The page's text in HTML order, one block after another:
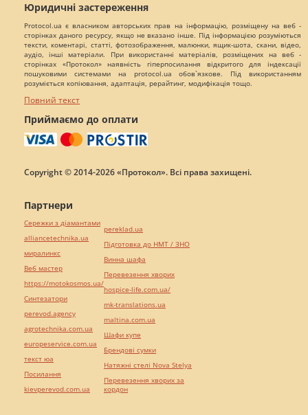
Юридичні застереження
Protocol.ua є власником авторських прав на інформацію, розміщену на веб -
сторінках даного ресурсу, якщо не вказано інше. Під інформацією розуміються
тексти, коментарі, статті, фотозображення, малюнки, ящик-шота, скани, відео,
аудіо, інші матеріали. При використанні матеріалів, розміщених на веб -
сторінках «Протокол» наявність гіперпосилання відкритого для індексації
пошуковими системами на protocol.ua обов`язкове. Під використанням
розуміється копіювання, адаптація, рерайтинг, модифікація тощо.
Повний текст
Приймаємо до оплати
Copyright © 2014-2026 «Протокол». Всі права захищені.
Партнери
Сережки з діамантами
alliancetechnika.ua
миралинкс
Веб мастер
https://motokosmos.ua/
Синтезатори
perevod.agency
agrotechnika.com.ua
europeservice.com.ua
текст юа
Посилання
kievperevod.com.ua
pereklad.ua
Підготовка до НМТ / ЗНО
Винна шафа
Перевезення хворих
hospice-life.com.ua/
mk-translations.ua
maltina.com.ua
Шафи купе
Брендові сумки
Натяжні стелі Nova Stelya
Перевезення хворих за
кордон